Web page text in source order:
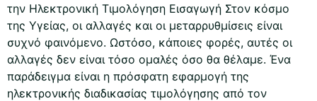
την Ηλεκτρονική Τιμολόγηση Εισαγωγή Στον κόσμο
της Υγείας, οι αλλαγές και οι μεταρρυθμίσεις είναι
συχνό φαινόμενο. Ωστόσο, κάποιες φορές, αυτές οι
αλλαγές δεν είναι τόσο ομαλές όσο θα θέλαμε. Ένα
παράδειγμα είναι η πρόσφατη εφαρμογή της
ηλεκτρονικής διαδικασίας τιμολόγησης από τον